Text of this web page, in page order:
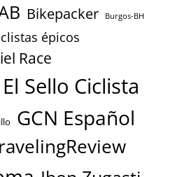
Bikepacker Burgos-BH
épicos
Race
El Sello Ciclista
GCN Español